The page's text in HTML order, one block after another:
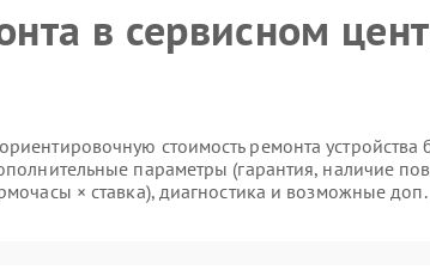
в сервисном
стоимость ремонта устройства
параметры (гарантия, наличие
× ставка), диагностика и возможные